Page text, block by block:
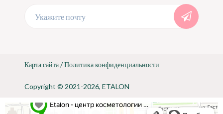
Укажите почту
Copyright © 2021-2026, ETALON
Карта сайта/Политика конфиденциальности